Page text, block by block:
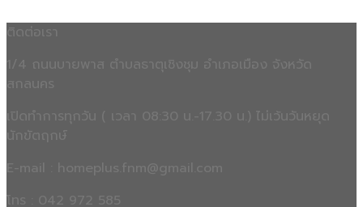
1/4 ถนนบายพาส ตำบลธาตุเชิงชุม อำเภอเมือง จังหวัด
เปิดทำการทุกวัน ( เวลา 08:30 น.-17.30 น.) ไม่เว้นวันหยุด
E-mail : homeplus.fnm@gmail.com
โทร : 042 972 585